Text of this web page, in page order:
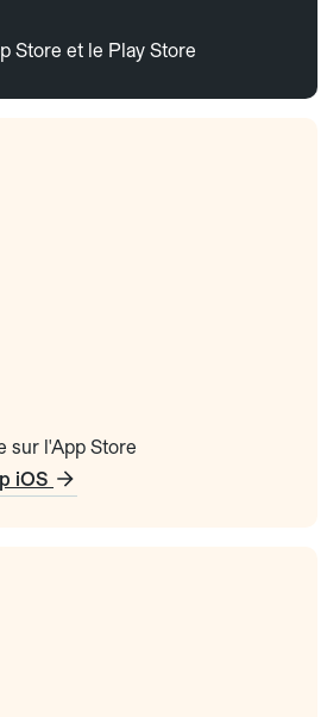
Store et le Play Store
sur l'App Store
iOS